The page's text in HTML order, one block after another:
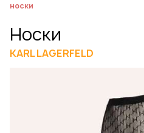
носки
Носки
KARL LAGERFELD